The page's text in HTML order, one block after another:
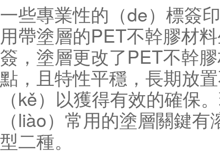
一些專業性的（de）標簽
用帶塗層的PET不幹膠材
簽，塗層更改了PET不幹
點，且特性平穩，長期放
（kě）以獲得有效的確保
（liào）常用的塗層關鍵
型二種。